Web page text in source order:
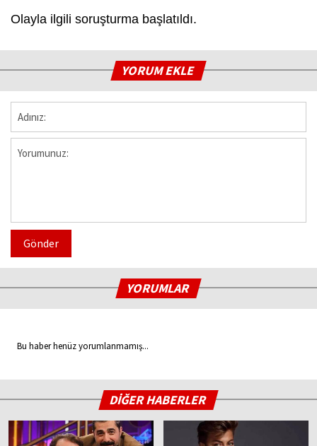
Olayla ilgili soruşturma başlatıldı.
YORUM EKLE
Gönder
YORUMLAR
Bu haber henüz yorumlanmamış...
DİĞER HABERLER